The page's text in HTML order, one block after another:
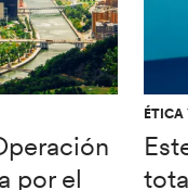
por el
ÉTICA